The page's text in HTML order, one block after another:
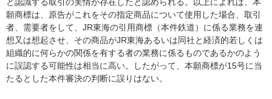
願商標は、原告がこれをその指定商品について使用した場合、取引
者、需要者をして、JR東海の引用商標（本件鉄道）に係る業務を連
想又は想起させ、その商品がJR東海あるいは同社と経済的若しくは
組織的に何らかの関係を有する者の業務に係るものであるかのよう
に誤認する可能性は相当に高い。したがって、本願商標が15号に当
たるとした本件審決の判断に誤りはない。